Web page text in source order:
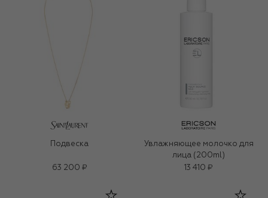
Подвеска
63 200 ₽
Увлажняющее молочко для
лица (200ml)
13 410 ₽